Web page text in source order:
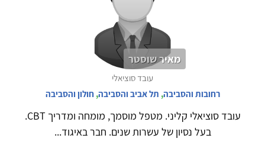
מאיר שוסטר
עובד סוציאלי
רחובות והסביבה, תל אביב והסביבה,חולון והסביבה
עובד סוציאלי קליני. מטפל מוסמך, מומחה ומדריך CBT.
בעל נסיון של עשרות שנים. חבר באיגוד...